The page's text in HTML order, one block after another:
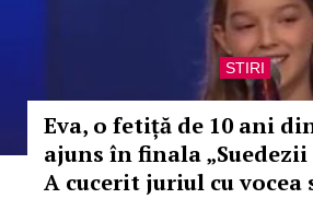
STIRI
Eva, o fetiță de 10 ani
ajuns în finala
A cucerit juriul cu vocea